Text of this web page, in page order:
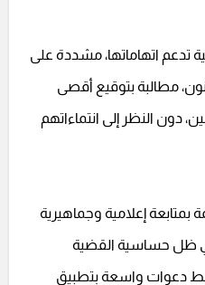
تدعم اتهاماتها، مشددة على
مطالبة بتوقيع أقصى
دون النظر إلى انتماءاتهم
إعلامية وجماهيرية
في ظل حساسية القضية
دعوات واسعة بتطبيق